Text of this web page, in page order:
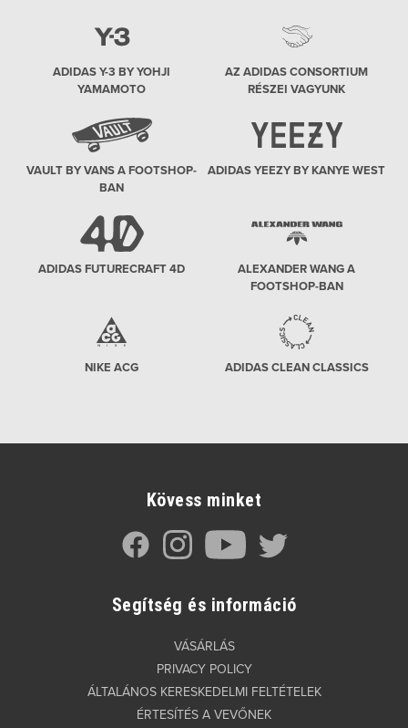
ADIDAS Y-3 BY YOHJI
YAMAMOTO
AZ ADIDAS CONSORTIUM
RÉSZEI VAGYUNK
VAULT BY VANS A FOOTSHOP-
BAN
ADIDAS YEEZY BY KANYE WEST
ADIDAS FUTURECRAFT 4D
ALEXANDER WANG A
FOOTSHOP-BAN
NIKE ACG ADIDAS CLEAN CLASSICS
Kövess minket
Segítség és információ
VÁSÁRLÁS
PRIVACY POLICY
ÁLTALÁNOS KERESKEDELMI FELTÉTELEK
ÉRTESÍTÉS A VEVŐNEK